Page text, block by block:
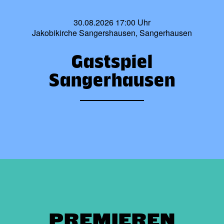
30.08.2026 17:00 Uhr
Jakobikirche Sangershausen, Sangerhausen
Gastspiel
Sangerhausen